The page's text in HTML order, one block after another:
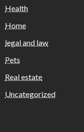
Health
Home
legal and law
Pets
Real estate
Uncategorized